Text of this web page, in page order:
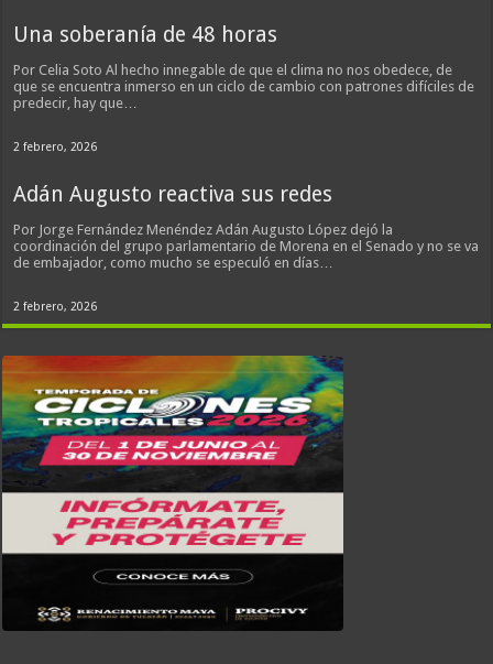
Una soberanía de 48 horas
Por Celia Soto Al hecho innegable de que el clima no nos obedece, de
que se encuentra inmerso en un ciclo de cambio con patrones difíciles de
predecir, hay que…
2 febrero, 2026
Adán Augusto reactiva sus redes
Por Jorge Fernández Menéndez Adán Augusto López dejó la
coordinación del grupo parlamentario de Morena en el Senado y no se va
de embajador, como mucho se especuló en días…
2 febrero, 2026